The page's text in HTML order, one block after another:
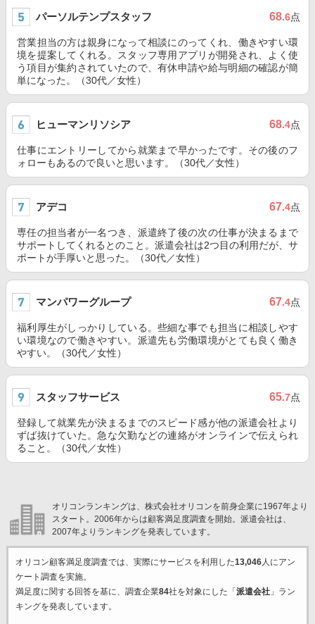
パーソルテンプスタッフ 68.6点
営業担当の方は親身になって相談にのってくれ、働きやすい環
境を提案してくれる。スタッフ専用アプリが開発され、よく使
う項目が集約されていたので、有休申請や給与明細の確認が簡
単になった。（30代／女性）
ヒューマンリソシア 68.4点
仕事にエントリーしてから就業まで早かったです。その後のフ
ォローもあるので良いと思います。（30代／女性）
アデコ 67.4点
専任の担当者が一名つき、派遣終了後の次の仕事が決まるまで
サポートしてくれるとのこと。派遣会社は2つ目の利用だが、サ
ポートが手厚いと思った。（30代／女性）
マンパワーグループ 67.4点
福利厚生がしっかりしている。些細な事でも担当に相談しやす
い環境なので働きやすい。派遣先も労働環境がとても良く働き
やすい。（30代／女性）
スタッフサービス 65.7点
登録して就業先が決まるまでのスピード感が他の派遣会社より
ずば抜けていた。急な欠勤などの連絡がオンラインで伝えられ
ること。（30代／女性）
オリコンランキングは、株式会社オリコンを前身企業に1967年より
スタート。2006年からは顧客満足度調査を開始。派遣会社は、
2007年よりランキングを発表しています。
オリコン顧客満足度調査では、実際にサービスを利用した13,046人にアン
ケート調査を実施。
満足度に関する回答を基に、調査企業84社を対象にした「 派遣会社」ラン
キングを発表しています。